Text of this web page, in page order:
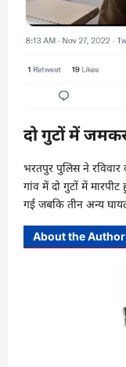
दो गुटों में
भरतपुर पुलिस ने
गांव में दो गुटों में
गई जबकि तीन अन्य
About the Author